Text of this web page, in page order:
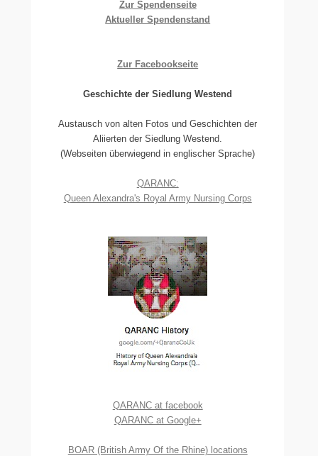
Zur Spendenseite
Aktueller Spendenstand
Zur Facebookseite
Geschichte der Siedlung Westend
Austausch von alten Fotos und Geschichten der
Aliierten der Siedlung Westend.
(Webseiten überwiegend in englischer Sprache)
QARANC:
Queen Alexandra's Royal Army Nursing Corps
QARANC at facebook
QARANC at Google+
BOAR (British Army Of the Rhine) locations